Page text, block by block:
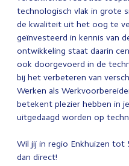
technologisch vlak in grote
de kwaliteit uit het oog te
geïnvesteerd in kennis van
ontwikkeling staat daarin
ook doorgevoerd in de
bij het verbeteren van
Werken als
betekent plezier hebben in
uitgedaagd worden op
Wil jij in regio Enkhuizen tot
dan direct!